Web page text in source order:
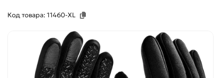
Код товара: 11460-XL